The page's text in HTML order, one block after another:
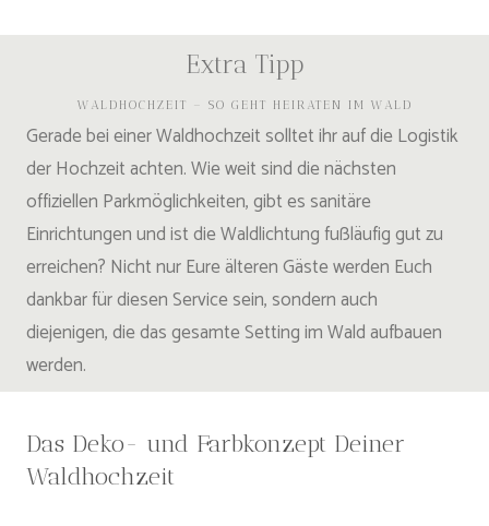
Extra Tipp
WALDHOCHZEIT – SO GEHT HEIRATEN IM WALD
Gerade bei einer Waldhochzeit solltet ihr auf die Logistik
der Hochzeit achten. Wie weit sind die nächsten
offiziellen Parkmöglichkeiten, gibt es sanitäre
Einrichtungen und ist die Waldlichtung fußläufig gut zu
erreichen? Nicht nur Eure älteren Gäste werden Euch
dankbar für diesen Service sein, sondern auch
diejenigen, die das gesamte Setting im Wald aufbauen
werden.
Das Deko- und Farbkonzept Deiner
Waldhochzeit